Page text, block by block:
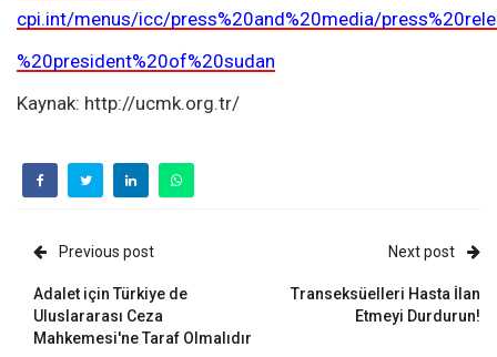
cpi.int/menus/icc/press%20and%20media/
%20president%20of%20sudan
Kaynak: http://ucmk.org.tr/
Previous post
Adalet için Türkiye de
Uluslararası Ceza
Mahkemesi'ne Taraf Olmalıdır
Next post
Transeksüelleri Hasta İlan
Etmeyi Durdurun!